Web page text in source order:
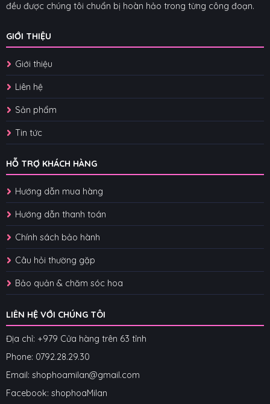
đều được chúng tôi chuẩn bị hoàn hảo trong từng công đoạn.
GIỚI THIỆU
Giới thiệu
Liên hệ
Sản phẩm
Tin tức
HỖ TRỢ KHÁCH HÀNG
Hướng dẫn mua hàng
Hướng dẫn thanh toán
Chính sách bảo hành
Câu hỏi thường gặp
Bảo quản & chăm sóc hoa
LIÊN HỆ VỚI CHÚNG TÔI
Địa chỉ: +979 Cửa hàng trên 63 tỉnh
Phone: 0792.28.29.30
Email: shophoamilan@gmail.com
Facebook: shophoaMilan